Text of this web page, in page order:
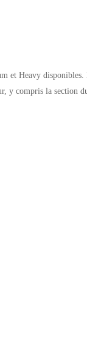
et Heavy
y compris la section